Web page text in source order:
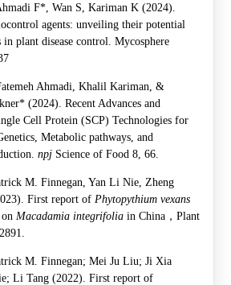
F*, Wan S, Kariman K (2024).
agents: unveiling their potential
in plant disease control. Mycosphere
Ahmadi, Khalil Kariman, &
(2024). Recent Advances and
Cell Protein (SCP) Technologies for
Metabolic pathways, and
npjScience of Food 8, 66.
M. Finnegan, Yan Li Nie, Zheng
First report of Phytopythium vexans
Macadamia integrifolia in China， Plant
M. Finnegan; Mei Ju Liu; Ji Xia
Li Tang (2022). First report of